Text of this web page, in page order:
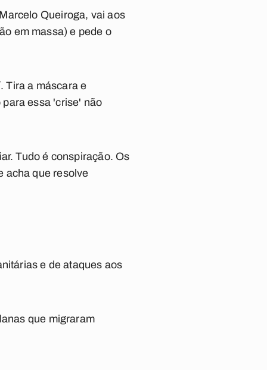
Queiroga, vai aos
em massa) e pede o
Tira a máscara e
essa 'crise' não
Tudo é conspiração. Os
acha que resolve
e de ataques aos
que migraram